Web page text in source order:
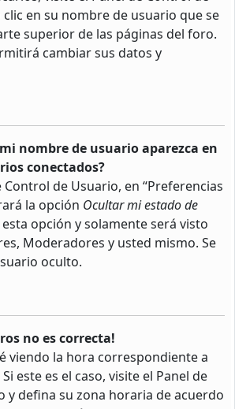
en su nombre de usuario que se
superior de las páginas del foro.
cambiar sus datos y
nombre de usuario aparezca en
conectados?
Control de Usuario, en “Preferencias
la opción Ocultar mi estado de
opción y solamente será visto
Moderadores y usted mismo. Se
oculto.
no es correcta!
viendo la hora correspondiente a
este es el caso, visite el Panel de
y defina su zona horaria de acuerdo